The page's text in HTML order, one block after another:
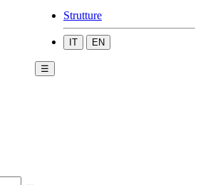
Strutture
IT EN
☰